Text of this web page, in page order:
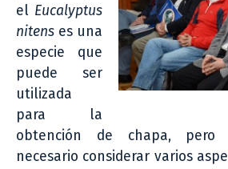
el Eucalyptus
nitens es una
especie que
puede ser
utilizada
para la
obtención de chapa, pero
necesario considerar varios